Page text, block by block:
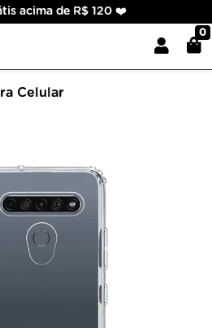
acima de R$ 120 ❤️
0
Celular